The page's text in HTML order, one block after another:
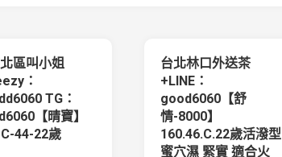
區叫小姐
：
TG：
【晴寶】
44-22歲
台北林口外送茶
+LINE：
good6060【舒
情-8000】
160.46.C.22歲活潑型
蜜穴濕 緊實 適合火